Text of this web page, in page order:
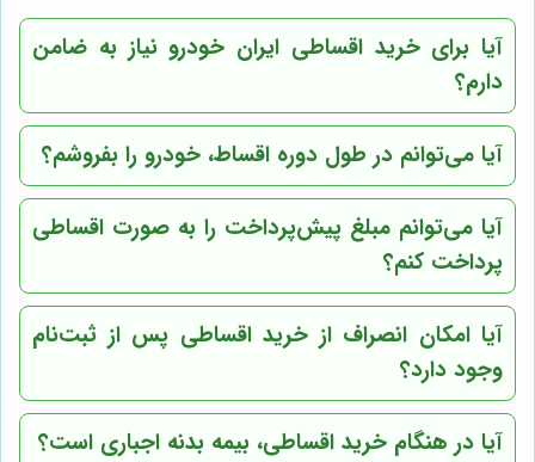
آیا برای خرید اقساطی ایران خودرو نیاز به ضامن
دارم؟
آیا می‌توانم در طول دوره اقساط، خودرو را بفروشم؟
آیا می‌توانم مبلغ پیش‌پرداخت را به صورت اقساطی
پرداخت کنم؟
آیا امکان انصراف از خرید اقساطی پس از ثبت‌نام
وجود دارد؟
آیا در هنگام خرید اقساطی، بیمه بدنه اجباری است؟